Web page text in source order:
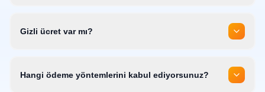
Gizli ücret var mı?
Hangi ödeme yöntemlerini kabul ediyorsunuz?